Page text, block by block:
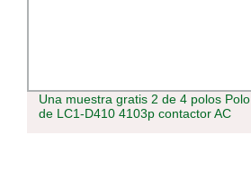
Una muestra gratis 2 de 4 polos Polo
de LC1-D410 4103p contactor AC